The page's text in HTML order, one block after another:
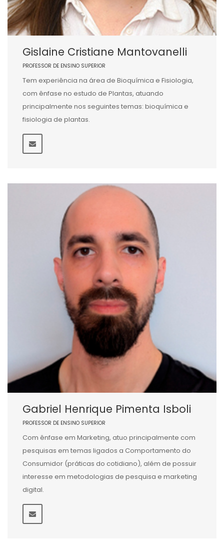
Gislaine Cristiane Mantovanelli
PROFESSOR DE ENSINO SUPERIOR
Tem experiência na área de Bioquímica e Fisiologia,
com ênfase no estudo de Plantas, atuando
principalmente nos seguintes temas: bioquímica e
fisiologia de plantas.
Gabriel Henrique Pimenta Isboli
PROFESSOR DE ENSINO SUPERIOR
Com ênfase em Marketing, atuo principalmente com
pesquisas em temas ligados a Comportamento do
Consumidor (práticas do cotidiano), além de possuir
interesse em metodologias de pesquisa e marketing
digital.